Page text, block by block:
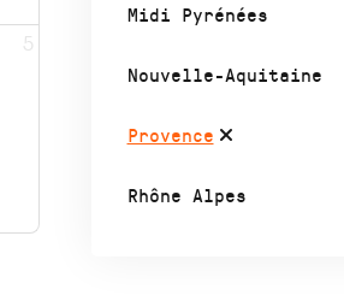
Midi Pyrénées
Nouvelle-Aquitaine
Provence
Rhône Alpes
5